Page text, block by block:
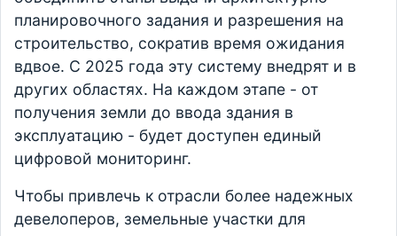
планировочного задания и разрешения на
строительство, сократив время ожидания
вдвое. С 2025 года эту систему внедрят и в
других областях. На каждом этапе - от
получения земли до ввода здания в
эксплуатацию - будет доступен единый
цифровой мониторинг.
Чтобы привлечь к отрасли более надежных
девелоперов, земельные участки для